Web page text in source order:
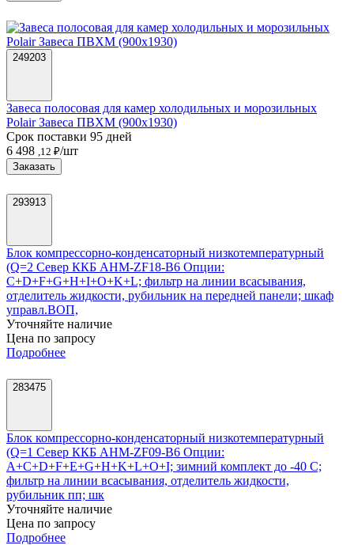
249203
Завеса полосовая для камер холодильных и морозильных
Polair Завеса ПВХМ (900x1930)
Срок поставки 95 дней
6 498 ,12 ₽/шт
Заказать
293913
Блок компрессорно-конденсаторный низкотемпературный
(Q=2 Север ККБ AHM-ZF18-В6 Опции:
С+D+F+G+H+I+O+K+L; фильтр на линии всасывания,
отделитель жидкости, рубильник на передней панели; шкаф
управл.ВОП,
Уточняйте наличие
Цена по запросу
Подробнее
283475
Блок компрессорно-конденсаторный низкотемпературный
(Q=1 Север ККБ AHM-ZF09-В6 Опции:
A+C+D+F+Е+G+H+K+L+O+I; зимний комплект до -40 С;
фильтр на линии всасывания, отделитель жидкости,
рубильник пп; шк
Уточняйте наличие
Цена по запросу
Подробнее